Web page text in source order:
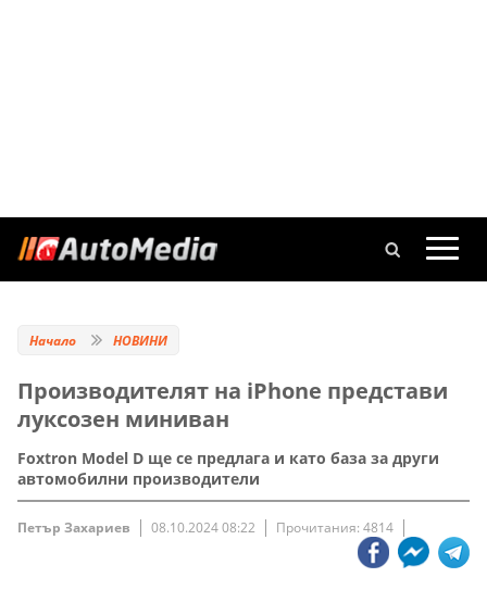
Начало НОВИНИ
Производителят на iPhone представи
луксозен миниван
Foxtron Model D ще се предлага и като база за други
автомобилни производители
Петър Захариев 08.10.2024 08:22 Прочитания: 4814